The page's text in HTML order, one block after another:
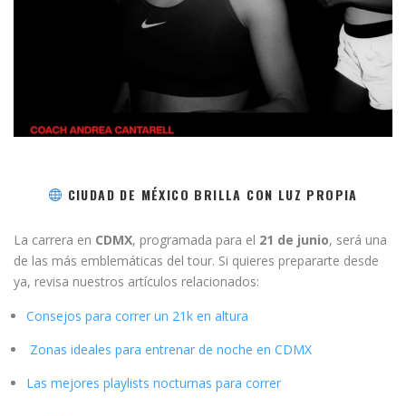
CIUDAD DE MÉXICO BRILLA CON LUZ PROPIA
La carrera en CDMX, programada para el 21 de junio, será una
de las más emblemáticas del tour. Si quieres prepararte desde
ya, revisa nuestros artículos relacionados:
Consejos para correr un 21k en altura
Zonas ideales para entrenar de noche en CDMX
Las mejores playlists nocturnas para correr